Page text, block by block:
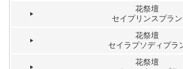
花祭壇
セイプリンスプラン
花祭壇
セイラプソディプラ
花祭壇